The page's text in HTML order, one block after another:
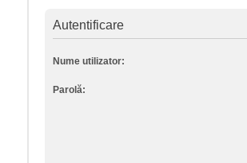
Autentificare
Nume utilizator:
Parolă: